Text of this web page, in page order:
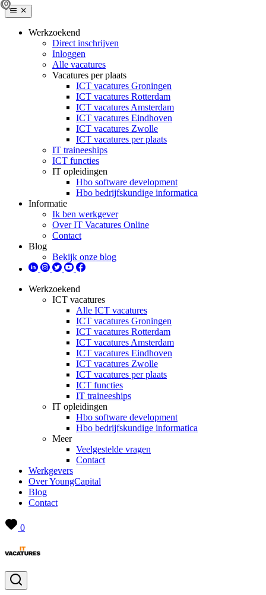
Werkzoekend
Direct inschrijven
Inloggen
Alle vacatures
Vacatures per plaats
ICT vacatures Groningen
ICT vacatures Rotterdam
ICT vacatures Amsterdam
ICT vacatures Eindhoven
ICT vacatures Zwolle
ICT vacatures per plaats
IT traineeships
ICT functies
IT opleidingen
Hbo software development
Hbo bedrijfskundige informatica
Informatie
Ik ben werkgever
Over IT Vacatures Online
Contact
Blog
Bekijk onze blog
Werkzoekend
ICT vacatures
Alle ICT vacatures
ICT vacatures Groningen
ICT vacatures Rotterdam
ICT vacatures Amsterdam
ICT vacatures Eindhoven
ICT vacatures Zwolle
ICT vacatures per plaats
ICT functies
IT traineeships
IT opleidingen
Hbo software development
Hbo bedrijfskundige informatica
Meer
Veelgestelde vragen
Contact
Werkgevers
Over YoungCapital
Blog
Contact
0